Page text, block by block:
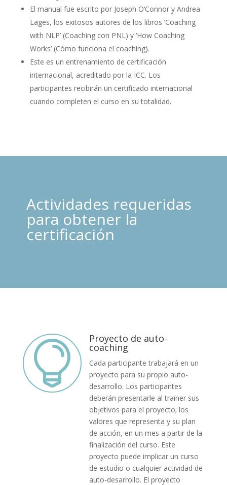
El manual fue escrito por Joseph O’Connor y Andrea
Lages, los exitosos autores de los libros ‘Coaching
with NLP’ (Coaching con PNL) y ‘How Coaching
Works’ (Cómo funciona el coaching).
Este es un entrenamiento de certificación
internacional, acreditado por la ICC. Los
participantes recibirán un certificado internacional
cuando completen el curso en su totalidad.
Actividades requeridas
para obtener la
certificación

Proyecto de auto-
coaching
Cada participante trabajará en un
proyecto para su propio auto-
desarrollo. Los participantes
deberán presentarle al trainer sus
objetivos para el proyecto; los
valores que representa y su plan
de acción, en un mes a partir de la
finalización del curso. Este
proyecto puede implicar un curso
de estudio o cualquier actividad de
auto-desarrollo. El proyecto